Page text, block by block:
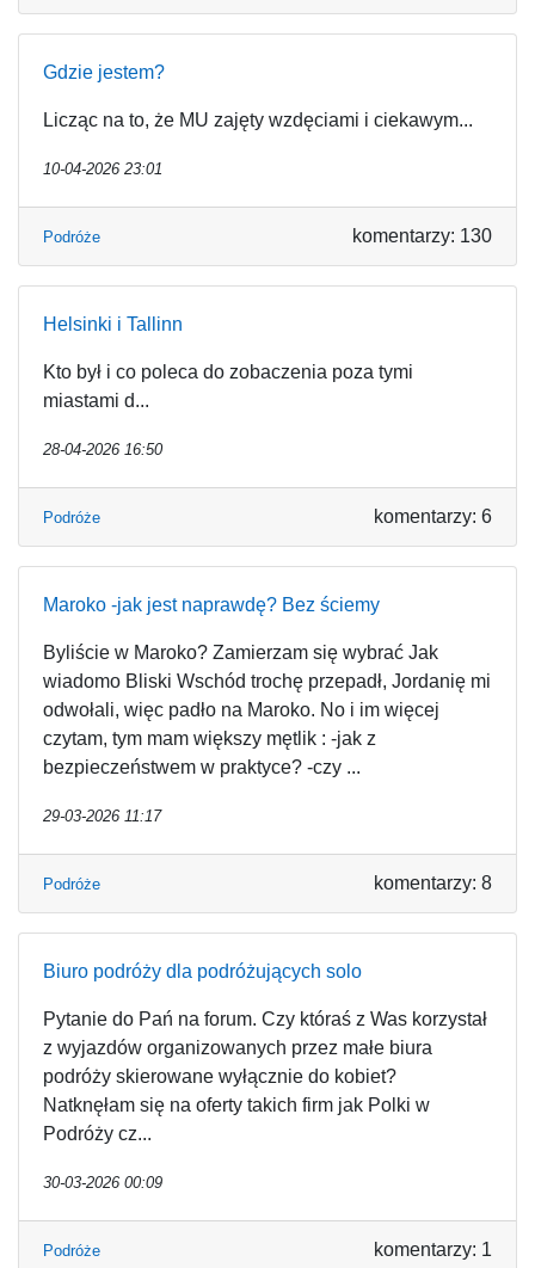
Gdzie jestem?
Licząc na to, że MU zajęty wzdęciami i ciekawym...
10-04-2026 23:01
Podróże komentarzy: 130
Helsinki i Tallinn
Kto był i co poleca do zobaczenia poza tymi
miastami d...
28-04-2026 16:50
Podróże komentarzy: 6
Maroko -jak jest naprawdę? Bez ściemy
Byliście w Maroko? Zamierzam się wybrać Jak
wiadomo Bliski Wschód trochę przepadł, Jordanię mi
odwołali, więc padło na Maroko. No i im więcej
czytam, tym mam większy mętlik : -jak z
bezpieczeństwem w praktyce? -czy ...
29-03-2026 11:17
Podróże komentarzy: 8
Biuro podróży dla podróżujących solo
Pytanie do Pań na forum. Czy któraś z Was korzystał
z wyjazdów organizowanych przez małe biura
podróży skierowane wyłącznie do kobiet?
Natknęłam się na oferty takich firm jak Polki w
Podróży cz...
30-03-2026 00:09
Podróże komentarzy: 1